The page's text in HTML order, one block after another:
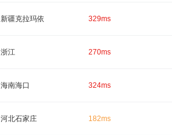
新疆克拉玛依 329ms
浙江 270ms
海南海口 324ms
河北石家庄 182ms